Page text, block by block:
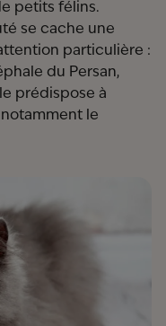
petits félins.
se cache une
particulière :
du Persan,
prédispose à
le